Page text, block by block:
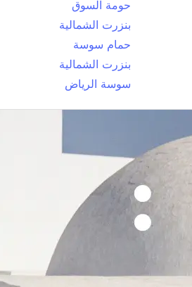
حومة السوق
بنزرت الشمالية
حمام سوسة
بنزرت الشمالية
سوسة الرياض